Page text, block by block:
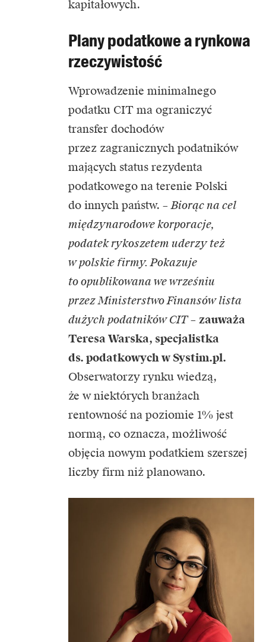
kapitałowych.
Plany podatkowe a rynkowa
rzeczywistość
Wprowadzenie minimalnego
podatku CIT ma ograniczyć
transfer dochodów
przez zagranicznych podatników
mających status rezydenta
podatkowego na terenie Polski
do innych państw. –Biorąc na cel
międzynarodowe korporacje,
podatek rykoszetem uderzy też
w polskie firmy. Pokazuje
to opublikowana we wrześniu
przez Ministerstwo Finansów lista
dużych podatników CIT– zauważa
Teresa Warska, specjalistka
ds. podatkowych w Systim.pl.
Obserwatorzy rynku wiedzą,
że w niektórych branżach
rentowność na poziomie 1% jest
normą, co oznacza, możliwość
objęcia nowym podatkiem szerszej
liczby firm niż planowano.